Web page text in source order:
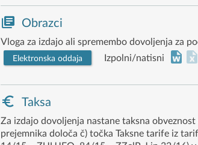
Obrazci
Vloga za izdajo ali spremembo dovoljenja za
Elektronska oddaja Izpolni/natisni
Taksa
Za izdajo dovoljenja nastane taksna
prejemnika določa č) točka Taksne tarife iz